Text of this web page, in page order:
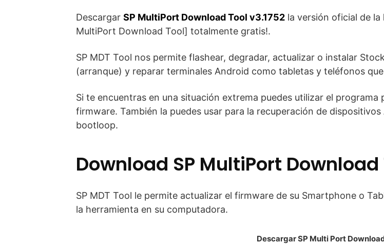
Descargar SP MultiPort Download Tool v3.1752 la versión oficial de la
MultiPort Download Tool] totalmente gratis!.
SP MDT Tool nos permite flashear, degradar, actualizar o instalar
(arranque) y reparar terminales Android como tabletas y teléfonos
Si te encuentras en una situación extrema puedes utilizar el
firmware. También la puedes usar para la recuperación de
bootloop.
Download SP MultiPort Download
SP MDT Tool le permite actualizar el firmware de su Smartphone o
la herramienta en su computadora.
Descargar SP Multi Port